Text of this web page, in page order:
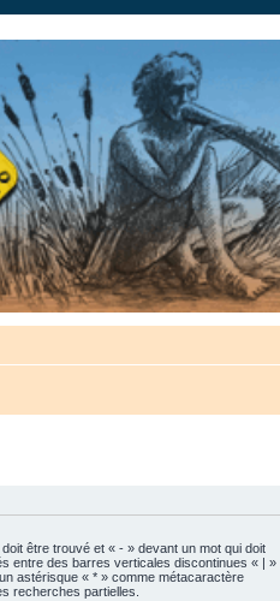
- retrouvez la communauté.
être trouvé et « - » devant un mot qui doit
entre des barres verticales discontinues « | »
astérisque « * » comme métacaractère
recherches partielles.